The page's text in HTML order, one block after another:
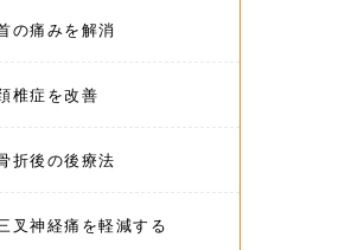
の痛みを解消
椎症を改善
折後の後療法
叉神経痛を軽減する